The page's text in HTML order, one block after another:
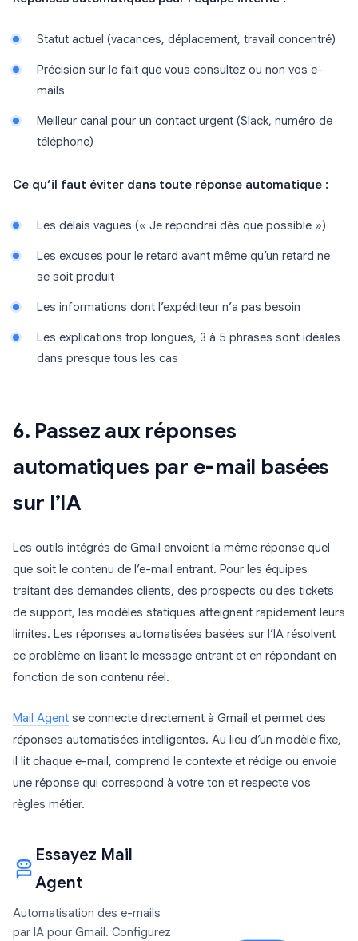
Statut actuel (vacances, déplacement, travail concentré)
Précision sur le fait que vous consultez ou non vos e-
mails
Meilleur canal pour un contact urgent (Slack, numéro de
téléphone)
Ce qu’il faut éviter dans toute réponse automatique :
Les délais vagues (« Je répondrai dès que possible »)
Les excuses pour le retard avant même qu’un retard ne
se soit produit
Les informations dont l’expéditeur n’a pas besoin
Les explications trop longues, 3 à 5 phrases sont idéales
dans presque tous les cas
6. Passez aux réponses
automatiques par e-mail basées
sur l’IA
Les outils intégrés de Gmail envoient la même réponse quel
que soit le contenu de l’e-mail entrant. Pour les équipes
traitant des demandes clients, des prospects ou des tickets
de support, les modèles statiques atteignent rapidement leurs
limites. Les réponses automatisées basées sur l’IA résolvent
ce problème en lisant le message entrant et en répondant en
fonction de son contenu réel.
Mail Agent se connecte directement à Gmail et permet des
réponses automatisées intelligentes. Au lieu d’un modèle fixe,
il lit chaque e-mail, comprend le contexte et rédige ou envoie
une réponse qui correspond à votre ton et respecte vos
règles métier.
Essayez Mail
Agent
Automatisation des e-mails
par IA pour Gmail. Configurez